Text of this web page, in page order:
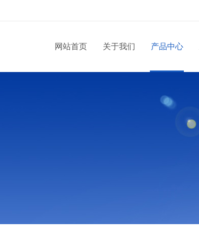
网站首页 关于我们 产品中心